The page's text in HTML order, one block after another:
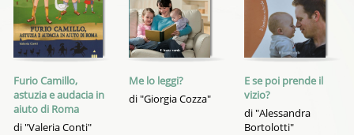
Furio Camillo,
astuzia e audacia in
aiuto di Roma
di "Valeria Conti"
Me lo leggi?
di "Giorgia Cozza"
E se poi prende il
vizio?
di "Alessandra
Bortolotti"